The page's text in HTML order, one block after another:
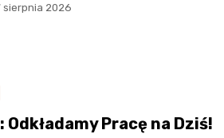
sierpnia 2026
Odkładamy Pracę na Dziś!